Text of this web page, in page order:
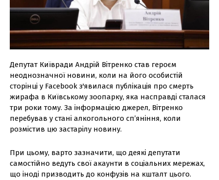
Депутат Київради Андрій Вітренко став героєм
неоднозначної новини, коли на його особистій
сторінці у Facebook з'явилася публікація про смерть
жирафа в Київському зоопарку, яка насправді сталася
три роки тому. За інформацією джерел, Вітренко
перебував у стані алкогольного сп’яніння, коли
розмістив цю застарілу новину.
При цьому, варто зазначити, що деякі депутати
самостійно ведуть свої акаунти в соціальних мережах,
що іноді призводить до конфузів на кшталт цього.